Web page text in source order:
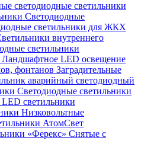
светодиодные светильники
Светодиодные
светильники для ЖКХ
внутреннего
светильники
Ландшафтное LED освещение
фонтанов Заградительные
аварийный светодиодный
Светодиодные светильники
светильники
Низковольтные
АтомСвет
«Ферекс» Снятые с